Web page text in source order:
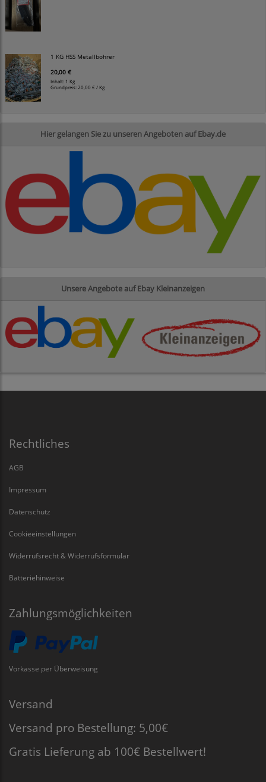
1 KG HSS Metallbohrer
20,00 €
Inhalt: 1 Kg
Grundpreis:20,00 € / Kg
Hier gelangen Sie zu unseren Angeboten auf Ebay.de
Unsere Angebote auf Ebay Kleinanzeigen
Rechtliches
AGB
Impressum
Datenschutz
Cookieeinstellungen
Widerrufsrecht & Widerrufsformular
Batteriehinweise
Zahlungsmöglichkeiten
Vorkasse per Überweisung
Versand
Versand pro Bestellung: 5,00€
Gratis Lieferung ab 100€ Bestellwert!